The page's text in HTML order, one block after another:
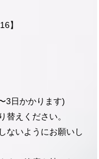
】
3日かかります)
えください。
ないようにお願いし